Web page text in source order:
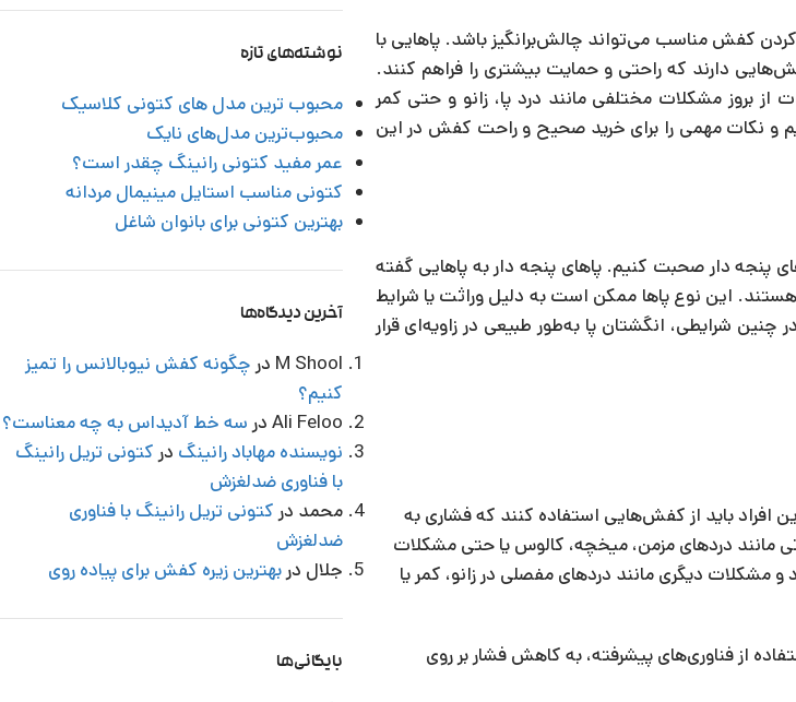
کفش مناسب می‌تواند چالش‌برانگیز باشد. پاهایی با
دارند که راحتی و حمایت بیشتری را فراهم کنند.
بروز مشکلات مختلفی مانند درد پا، زانو و حتی کمر
و نکات مهمی را برای خرید صحیح و راحت کفش در این
پنجه دار صحبت کنیم. پاهای پنجه دار به پاهایی گفته
این نوع پاها ممکن است به دلیل وراثت یا شرایط
شرایطی، انگشتان پا به‌طور طبیعی در زاویه‌ای قرار
افراد باید از کفش‌هایی استفاده کنند که فشاری به
مانند دردهای مزمن، میخچه، کالوس یا حتی مشکلات
دیگری مانند دردهای مفصلی در زانو، کمر یا
از فناوری‌های پیشرفته، به کاهش فشار بر روی
نوشته‌های تازه
محبوب ‌ترین مدل‌ های کتونی کلاسیک
محبوب‌ترین مدل‌های نایک
عمر مفید کتونی رانینگ چقدر است؟
کتونی مناسب استایل مینیمال مردانه
بهترین کتونی برای بانوان شاغل
آخرین دیدگاه‌ها
M Shool در چگونه کفش نیوبالانس را تمیز
کنیم؟
Ali Feloo در سه خط آدیداس به چه معناست؟
نویسنده مهاباد رانینگ در کتونی تریل رانینگ
با فناوری ضدلغزش
محمد در کتونی تریل رانینگ با فناوری
ضدلغزش
جلال دربهترین زیره کفش برای پیاده روی
بایگانی‌ها